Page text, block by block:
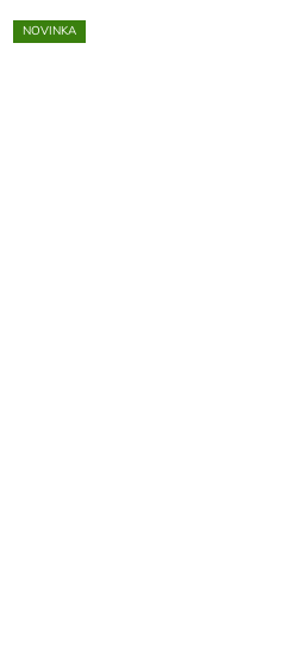
NOVINKA